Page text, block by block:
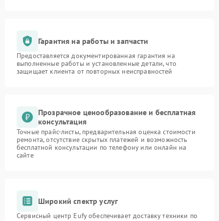
Гарантия на работы и запчасти
Предоставляется документированная гарантия на
выполненные работы и установленные детали, что
защищает клиента от повторных неисправностей
Прозрачное ценообразование и бесплатная
консультация
Точные прайс-листы, предварительная оценка стоимости
ремонта, отсутствие скрытых платежей и возможность
бесплатной консультации по телефону или онлайн на
сайте
Широкий спектр услуг
Сервисный центр Eufy обеспечивает доставку техники по